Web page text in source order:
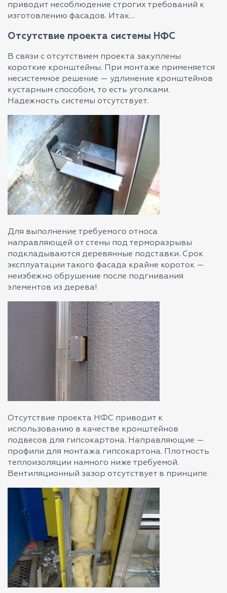
приводит несоблюдение строгих требований к
изготовлению фасадов. Итак…
Отсутствие проекта системы НФС
В связи с отсутствием проекта закуплены
короткие кронштейны. При монтаже применяется
несистемное решение — удлинение кронштейнов
кустарным способом, то есть уголками.
Надежность системы отсутствует.
Для выполнение требуемого относа
направляющей от стены под терморазрывы
подкладываются деревянные подставки. Срок
эксплуатации такого фасада крайне короток —
неизбежно обрушение после подгнивания
элементов из дерева!
Отсутствие проекта НФС приводит к
использованию в качестве кронштейнов
подвесов для гипсокартона. Направляющие —
профили для монтажа гипсокартона. Плотность
теплоизоляции намного ниже требуемой.
Вентиляционный зазор отсутствует в принципе.